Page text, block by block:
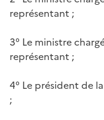
représentant ;
3° Le ministre
représentant ;
4° Le président de
;